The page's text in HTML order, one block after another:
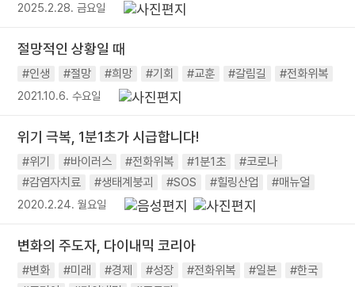
2025.2.28. 금요일
절망적인 상황일 때
#인생 #절망 #희망 #기회 #교훈 #갈림길 #전화위복
2021.10.6. 수요일
위기 극복, 1분1초가 시급합니다!
#위기 #바이러스 #전화위복 #1분1초
#코로나
#감염자치료
#생태계붕괴 #SOS #힐링산업 #매뉴얼
2020.2.24. 월요일
변화의 주도자, 다이내믹 코리아
#변화 #미래 #경제 #성장 #전화위복 #일본
#한국